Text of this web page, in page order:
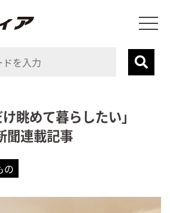
眺めて暮らしたい」
聞連載記事
の